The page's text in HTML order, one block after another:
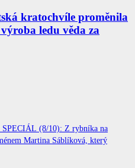
kratochvíle proměnila
ledu věda za
(8/10): Z rybníka na
Martina Sáblíková, který